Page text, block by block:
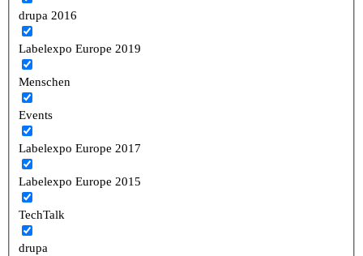
drupa 2016
Labelexpo Europe 2019
Menschen
Events
Labelexpo Europe 2017
Labelexpo Europe 2015
TechTalk
drupa